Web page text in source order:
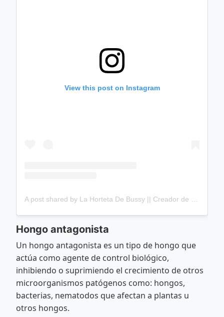
View this post on Instagram
Hongo antagonista
Un hongo antagonista es un tipo de hongo que
actúa como agente de control biológico,
inhibiendo o suprimiendo el crecimiento de otros
microorganismos patógenos como: hongos,
bacterias, nematodos que afectan a plantas u
otros hongos.